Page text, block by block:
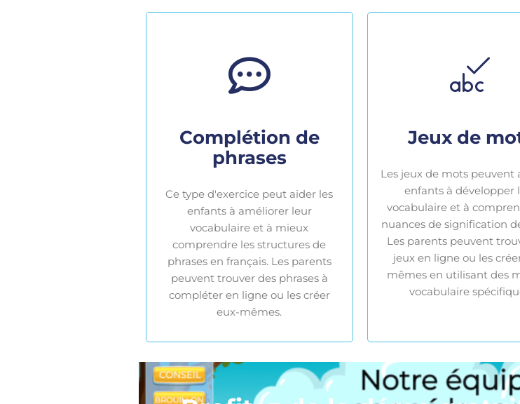
Complétion de
phrases
Ce type d'exercice peut aider les
enfants à améliorer leur
vocabulaire et à mieux
comprendre les structures de
phrases en français. Les parents
peuvent trouver des phrases à
compléter en ligne ou les créer
eux-mêmes.
Jeux de
Les jeux de mots peuvent
enfants à développer
vocabulaire et à
nuances de signification
Les parents peuvent
jeux en ligne ou les
mêmes en utilisant des
vocabulaire